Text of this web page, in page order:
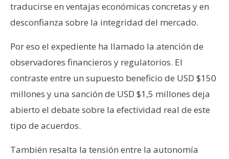
traducirse en ventajas económicas concretas y en
desconfianza sobre la integridad del mercado.
Por eso el expediente ha llamado la atención de
observadores financieros y regulatorios. El
contraste entre un supuesto beneficio de USD $150
millones y una sanción de USD $1,5 millones deja
abierto el debate sobre la efectividad real de este
tipo de acuerdos.
También resalta la tensión entre la autonomía